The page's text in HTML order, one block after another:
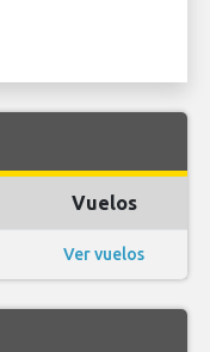
Vuelos
Ver vuelos